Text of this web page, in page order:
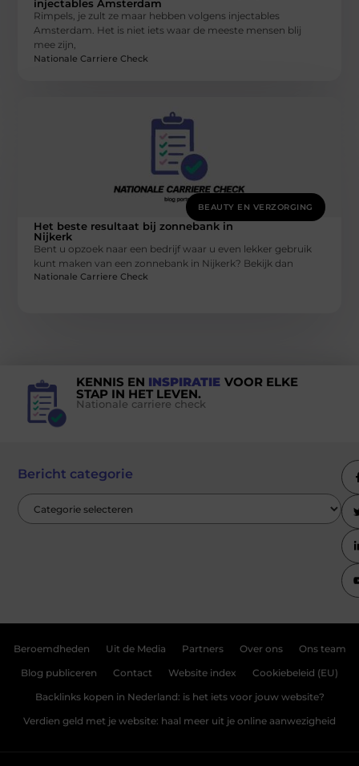
injectables Amsterdam
Rimpels, je zult ze maar hebben volgens injectables
Amsterdam. Het is niet iets waar de meeste mensen blij
mee zijn,
Nationale Carriere Check
BEAUTY EN VERZORGING
Het beste resultaat bij zonnebank in
Nijkerk
Bent u opzoek naar een bedrijf waar u even lekker gebruik
kunt maken van een zonnebank in Nijkerk? Bekijk dan
Nationale Carriere Check
KENNIS EN INSPIRATIE VOOR ELKE
STAP IN HET LEVEN.
Nationale carriere check
Bericht categorie
Beroemdheden Uit de Media Partners Over ons Ons team
Blog publiceren Contact Website index Cookiebeleid (EU)
Backlinks kopen in Nederland: is het iets voor jouw website?
Verdien geld met je website: haal meer uit je online aanwezigheid